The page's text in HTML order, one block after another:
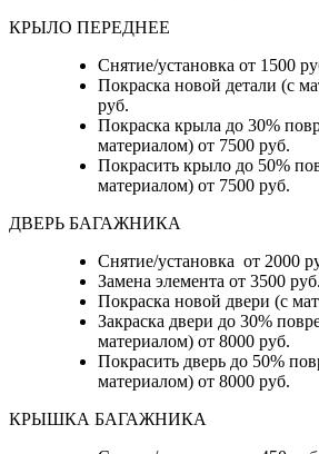
КРЫЛО ПЕРЕДНЕЕ
Снятие/установка от 1500
Покраска новой детали (с
руб.
Покраска крыла до 30%
материалом) от 7500 руб.
Покрасить крыло до 50%
материалом) от 7500 руб.
ДВЕРЬ БАГАЖНИКА
Снятие/установка от 2000
Замена элемента от 3500 руб.
Покраска новой двери (с
Закраска двери до 30%
материалом) от 8000 руб.
Покрасить дверь до 50%
материалом) от 8000 руб.
КРЫШКА БАГАЖНИКА